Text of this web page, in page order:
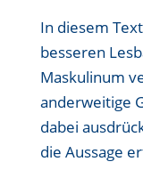
In diesem
besseren
Maskulinum
anderweitige
dabei
die Aussage